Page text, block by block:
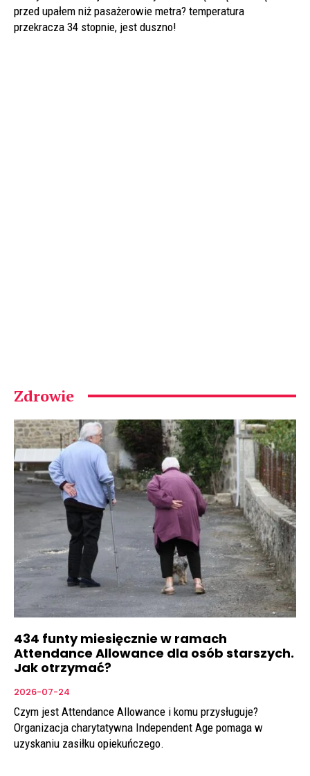
przed upałem niż pasażerowie metra? temperatura
przekracza 34 stopnie, jest duszno!
Zdrowie
434 funty miesięcznie w ramach
Attendance Allowance dla osób starszych.
Jak otrzymać?
2026-07-24
Czym jest Attendance Allowance i komu przysługuje?
Organizacja charytatywna Independent Age pomaga w
uzyskaniu zasiłku opiekuńczego.